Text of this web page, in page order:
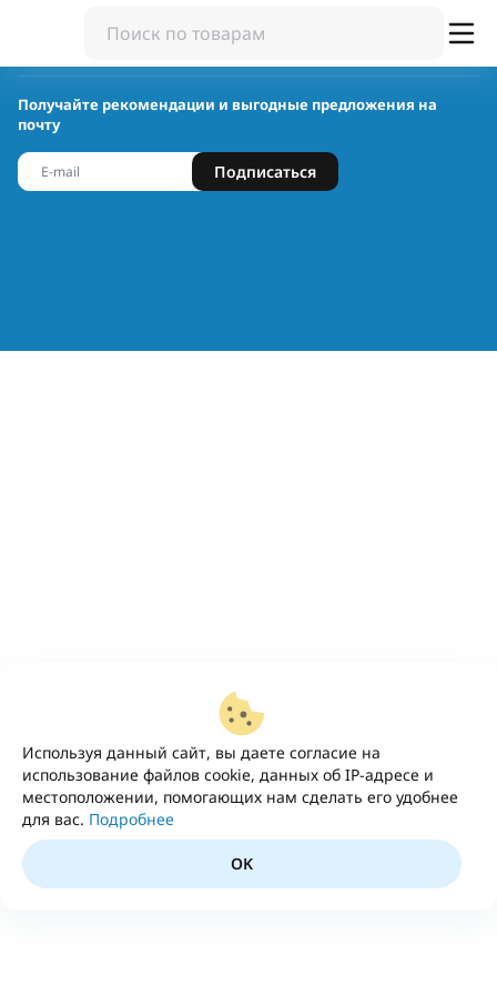
Используя данный сайт, вы даете согласие на
использование файлов cookie, данных об IP-адресе и
местоположении, помогающих нам сделать его удобнее
для вас. Подробнее
OK
Получайте рекомендации и выгодные предложения на
почту
Подписаться